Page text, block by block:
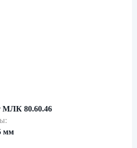
МЛК 80.60.46
мм